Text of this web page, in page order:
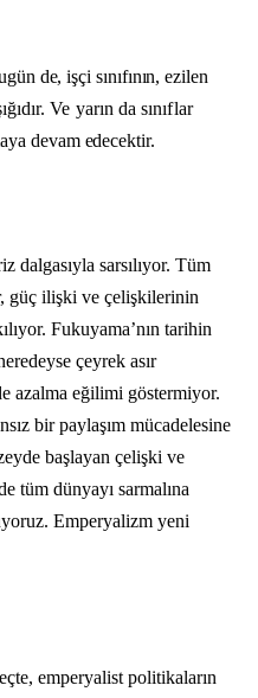
de, işçi sınıfının, ezilen
Ve yarın da sınıflar
devam edecektir.
dalgasıyla sarsılıyor. Tüm
güç ilişki ve çelişkilerinin
Fukuyama’nın tarihin
çeyrek asır
azalma eğilimi göstermiyor.
bir paylaşım mücadelesine
başlayan çelişki ve
tüm dünyayı sarmalına
Emperyalizm yeni
emperyalist politikaların